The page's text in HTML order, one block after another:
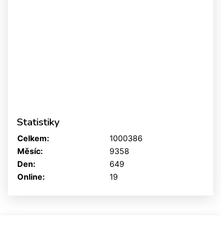
Statistiky
Online: 19
Celkem:
1000386
Měsíc:
9358
Den:
649